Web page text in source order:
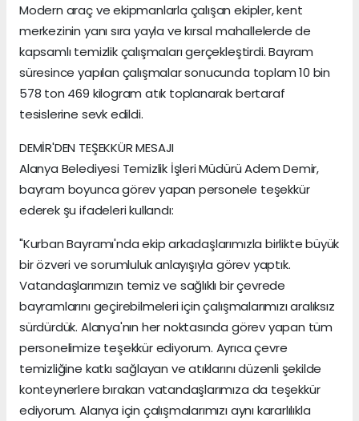
Modern araç ve ekipmanlarla çalışan ekipler, kent
merkezinin yanı sıra yayla ve kırsal mahallelerde de
kapsamlı temizlik çalışmaları gerçekleştirdi. Bayram
süresince yapılan çalışmalar sonucunda toplam 10 bin
578 ton 469 kilogram atık toplanarak bertaraf
tesislerine sevk edildi.
DEMİR'DEN TEŞEKKÜR MESAJI
Alanya Belediyesi Temizlik İşleri Müdürü Adem Demir,
bayram boyunca görev yapan personele teşekkür
ederek şu ifadeleri kullandı:
"Kurban Bayramı'nda ekip arkadaşlarımızla birlikte büyük
bir özveri ve sorumluluk anlayışıyla görev yaptık.
Vatandaşlarımızın temiz ve sağlıklı bir çevrede
bayramlarını geçirebilmeleri için çalışmalarımızı aralıksız
sürdürdük. Alanya'nın her noktasında görev yapan tüm
personelimize teşekkür ediyorum. Ayrıca çevre
temizliğine katkı sağlayan ve atıklarını düzenli şekilde
konteynerlere bırakan vatandaşlarımıza da teşekkür
ediyorum. Alanya için çalışmalarımızı aynı kararlılıkla